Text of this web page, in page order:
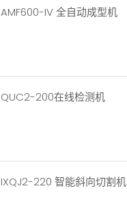
AMF600-IV 全自动成型机
QUC2-200在线检测机
IXQJ2-220 智能斜向切割机